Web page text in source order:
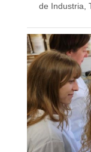
de Industria,